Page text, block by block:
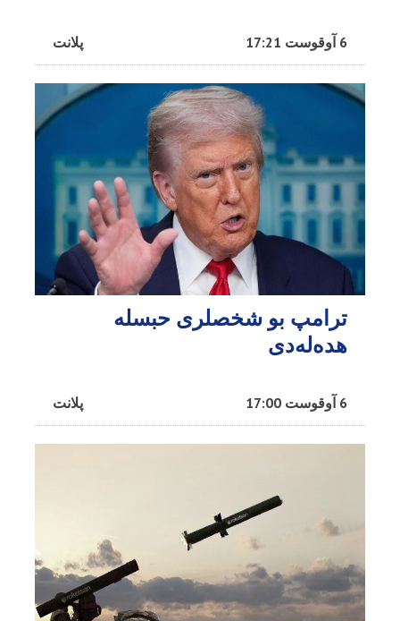
پلانت 6 آوقوست 17:21
ترامپ بو شخصلری حبسله
هده‌له‌دی
پلانت 6 آوقوست 17:00